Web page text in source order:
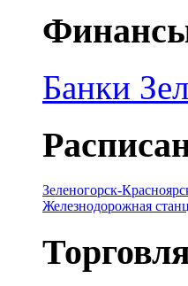
Банки
Зеленогорск-
Железнодорожная